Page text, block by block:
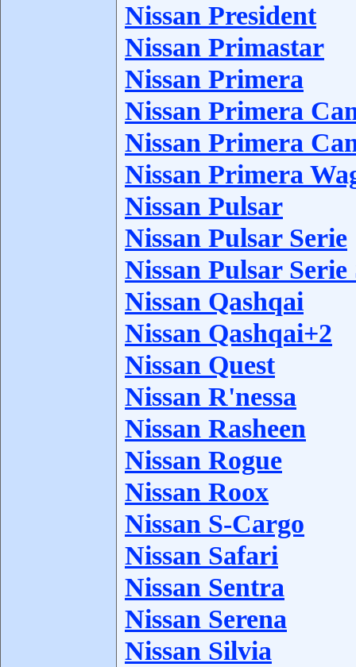
Nissan President
Nissan Primastar
Nissan Primera
Nissan Primera
Nissan Primera
Nissan Primera
Nissan Pulsar
Nissan Pulsar Serie
Nissan Pulsar Serie
Nissan Qashqai
Nissan Qashqai+2
Nissan Quest
Nissan R'nessa
Nissan Rasheen
Nissan Rogue
Nissan Roox
Nissan S-Cargo
Nissan Safari
Nissan Sentra
Nissan Serena
Nissan Silvia